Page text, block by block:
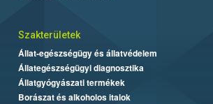
Szakterületek
Állat-egészségügy és állatvédelem
Állategészségügyi diagnosztika
Állatgyógyászati termékek
Borászat és alkoholos italok